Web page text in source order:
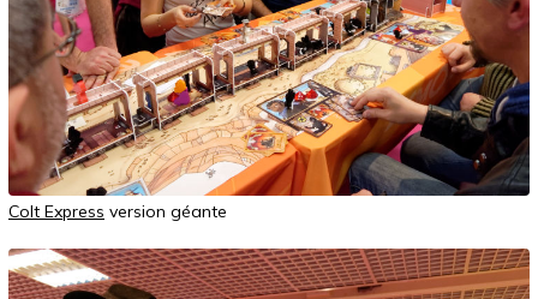
Colt Express version géante